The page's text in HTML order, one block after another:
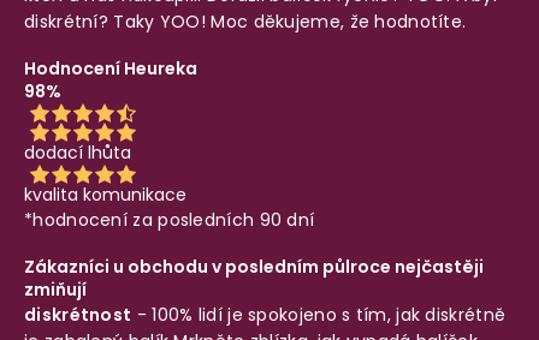
diskrétní? Taky YOO! Moc děkujeme, že hodnotíte.
Hodnocení Heureka
98%
dodací lhůta
kvalita komunikace
*hodnocení za posledních 90 dní
Zákazníci u obchodu v posledním půlroce nejčastěji
zmiňují
diskrétnost - 100% lidí je spokojeno s tím, jak diskrétně